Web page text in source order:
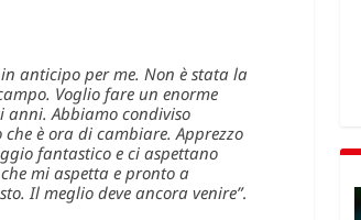
anticipo per me. Non è stata la
Voglio fare un enorme
Abbiamo condiviso
che è ora di cambiare. Apprezzo
fantastico e ci aspettano
mi aspetta e pronto a
Il meglio deve ancora venire”.